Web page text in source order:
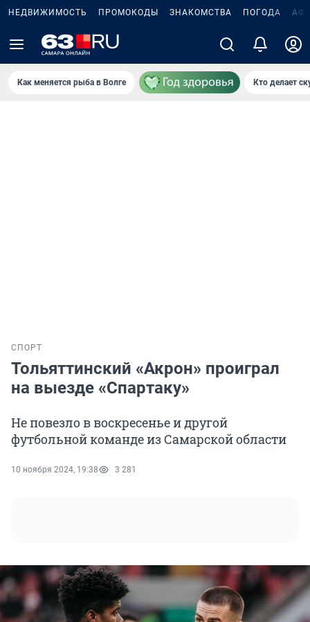
НЕДВИЖИМОСТЬ ПРОМОКОДЫ ЗНАКОМСТВА ПОГОДА
Как меняется рыба в Волге Кто делает
СПОРТ
Тольяттинский «Акрон» проиграл
на выезде «Спартаку»
Не повезло в воскресенье и другой
футбольной команде из Самарской области
10 ноября 2024, 19:38 3 281